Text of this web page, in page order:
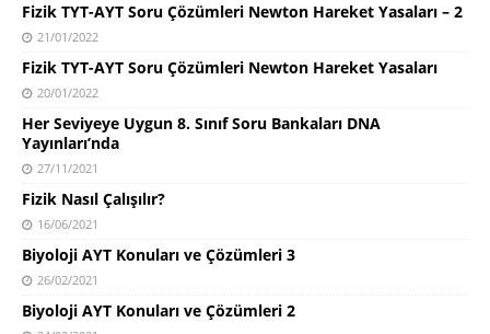
Fizik TYT-AYT Soru Çözümleri Newton Hareket Yasaları – 2
21/01/2022
Fizik TYT-AYT Soru Çözümleri Newton Hareket Yasaları
20/01/2022
Her Seviyeye Uygun 8. Sınıf Soru Bankaları DNA
Yayınları’nda
27/11/2021
Fizik Nasıl Çalışılır?
16/06/2021
Biyoloji AYT Konuları ve Çözümleri 3
26/02/2021
Biyoloji AYT Konuları ve Çözümleri 2